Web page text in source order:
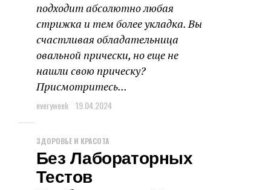
подходит абсолютно любая
стрижка и тем более укладка. Вы
счастливая обладательница
овальной прически, но еще не
нашли свою прическу?
Присмотритесь...
everyweek 19.04.2024
ЗДОРОВЬЕ И КРАСОТА
Без Лабораторных
Тестов